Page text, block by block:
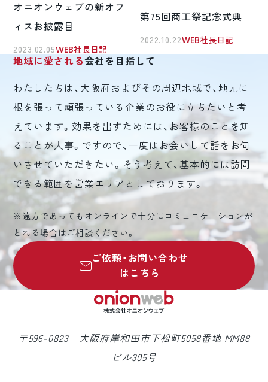
オニオンウェブの新オフ
ィスお披露目
2023.02.05WEB社長日記
第75回商工祭記念式典
2022.10.22WEB社長日記
地域に愛される会社を目指して
わたしたちは、大阪府およびその周辺地域で、地元に
根を張って頑張っている企業のお役に立ちたいと考
えています。効果を出すためには、お客様のことを知
ることが大事。ですので、一度はお会いして話をお伺
いさせていただきたい。そう考えて、基本的には訪問
できる範囲を営業エリアとしております。
※遠方であってもオンラインで十分にコミュニケーションが
とれる場合はご相談ください。
ご依頼・お問い合わせ
はこちら
〒596-0823 大阪府岸和田市下松町5058番地 MM88
ビル305号